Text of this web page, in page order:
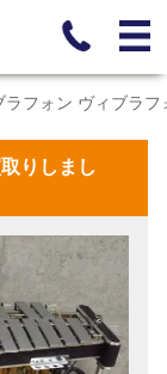
フォン ヴィブラ
りしまし